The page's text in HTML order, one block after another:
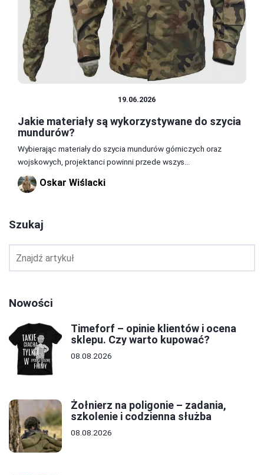
19.06.2026
Jakie materiały są wykorzystywane do szycia
mundurów?
Wybierając materiały do szycia mundurów górniczych oraz
wojskowych, projektanci powinni przede wszys...
Oskar Wiślacki
Szukaj
Nowości
Timeforf – opinie klientów i ocena
sklepu. Czy warto kupować?
08.08.2026
Żołnierz na poligonie – zadania,
szkolenie i codzienna służba
08.08.2026